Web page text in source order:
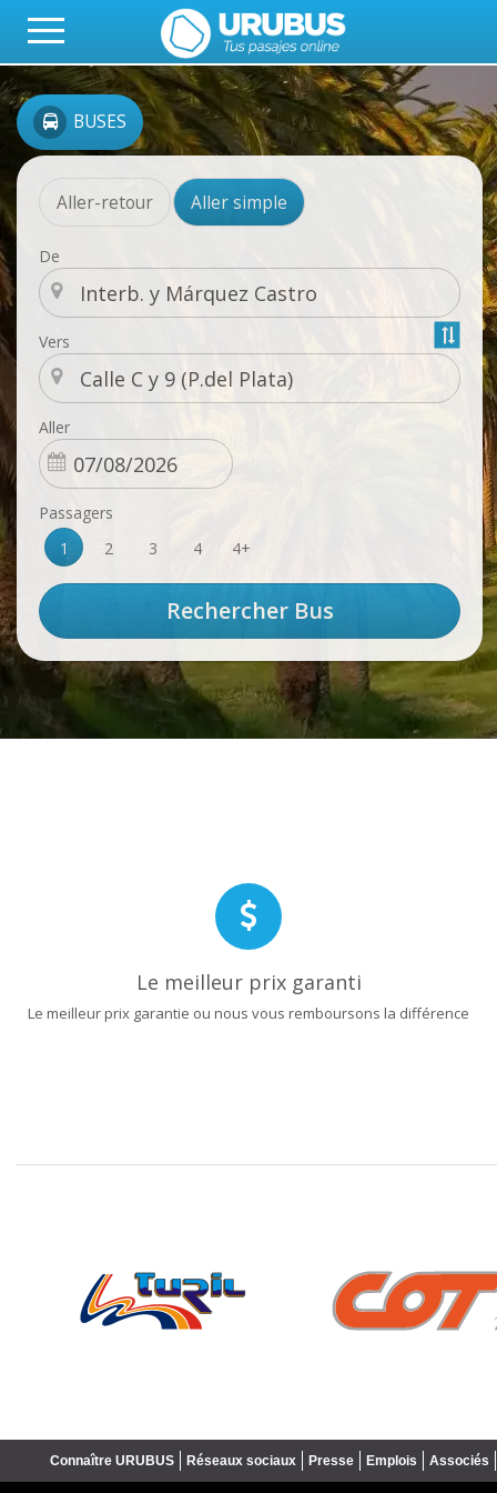
BUSES
Aller-retour Aller simple
De
Vers
Aller
Passagers
1
2 3 4 4+
Le meilleur prix garanti
Le meilleur prix garantie ou nous vous remboursons la différence
Connaître URUBUS Réseaux sociaux Presse Emplois Associés